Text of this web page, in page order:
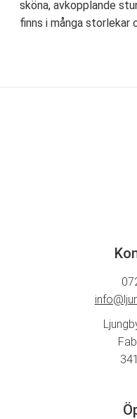
sköna, avkopplande
finns i många storlekar